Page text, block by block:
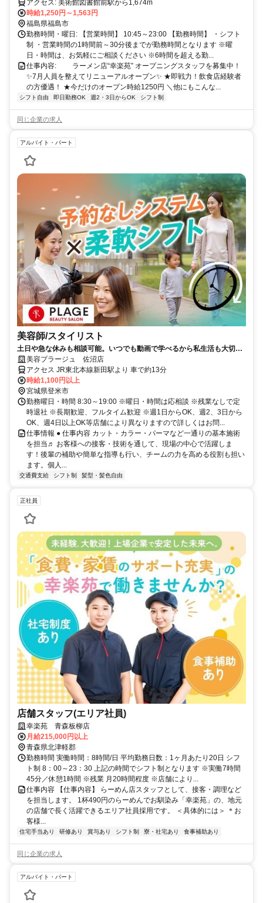
アクセス: 美術館図書館前駅から1,674m
時給1,250円～1,563円
福島県福島市
勤務時間・曜日: 【営業時間】 10:45～23:00 【勤務時間】 ・シフト
制 ・営業時間の1時間前～30分後までが勤務時間となります ※曜
日・時間は、お気軽にご相談ください ※6時間を超える勤...
仕事内容: ラーメン店“幸楽苑” オープニングスタッフを募集中！
✨7月人員を整えてリニューアルオープン✨ ★即戦力！飲食店経験者
の方優遇！ ★今だけのオープン時給1250円 ＼他にもこんな...
シフト自由 即日勤務OK 週2・3日からOK シフト制
同じ企業の求人
アルバイト・パート
美容師/スタイリスト
土日や急な休みも相談可能。いつでも動画で学べるから私生活も大切
に。美容師をもう一度。
美容プラージュ 佐沼店
アクセス JR東北本線新田駅より 車で約13分
時給1,100円以上
宮城県登米市
勤務曜日・時間 8:30～19:00 ※曜日・時間は応相談 ※残業なしで定
時退社 ※長期歓迎、フルタイム歓迎 ※週1日からOK、週2、3日から
OK、週4日以上OK等店舗により異なりますので詳しくはお問...
仕事情報 ● 仕事内容 カット・カラー・パーマなど一通りの基本施術
を担当♬ お客様への接客・技術を通して、現場の中心で活躍しま
す！後輩の補助や簡単な指導も行い、チームの力を高める役割も担い
ます。個人...
交通費支給 シフト制 髪型・髪色自由
正社員
店舗スタッフ(エリア社員)
幸楽苑 青森板柳店
月給215,000円以上
青森県北津軽郡
勤務時間 実働時間：8時間/日 平均勤務日数：1ヶ月あたり20日 シフ
ト制 8：00～23：30 上記の時間でシフト制となります ※実働7時間
45分／休憩1時間 ※残業 月20時間程度 ※店舗により...
仕事内容 【仕事内容】 らーめん店スタッフとして、接客・調理など
を担当します。 1杯490円のらーめんでお馴染み「幸楽苑」の、地元
の店舗で長く活躍できるエリア社員採用です。 ＜具体的には＞ ＊お
客様...
住宅手当あり 研修あり 賞与あり シフト制 寮・社宅あり 食事補助あり
同じ企業の求人
アルバイト・パート